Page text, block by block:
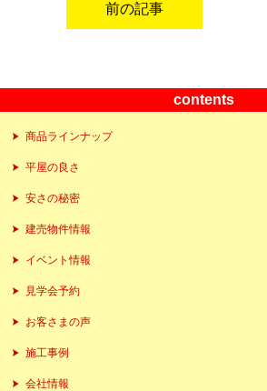
前の記事
contents
商品ラインナップ
平屋の良さ
安さの秘密
建売物件情報
イベント情報
見学会予約
お客さまの声
施工事例
会社情報